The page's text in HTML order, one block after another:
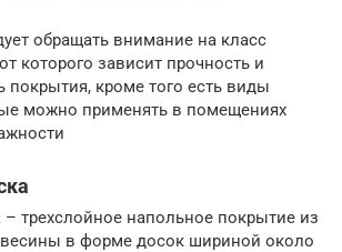
обращать внимание на класс
которого зависит прочность и
покрытия, кроме того есть виды
можно применять в помещениях
– трехслойное напольное покрытие из
в форме досок шириной около